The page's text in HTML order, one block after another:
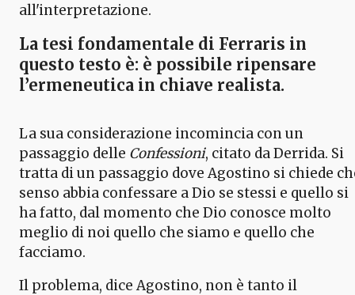
all'interpretazione.
La tesi fondamentale di Ferraris in
questo testo è: è possibile ripensare
l’ermeneutica in chiave realista.
La sua considerazione incomincia con un
passaggio delle Confessioni, citato da Derrida. Si
tratta di un passaggio dove Agostino si chiede
senso abbia confessare a Dio se stessi e quello si
ha fatto, dal momento che Dio conosce molto
meglio di noi quello che siamo e quello che
facciamo.
Il problema, dice Agostino, non è tanto il